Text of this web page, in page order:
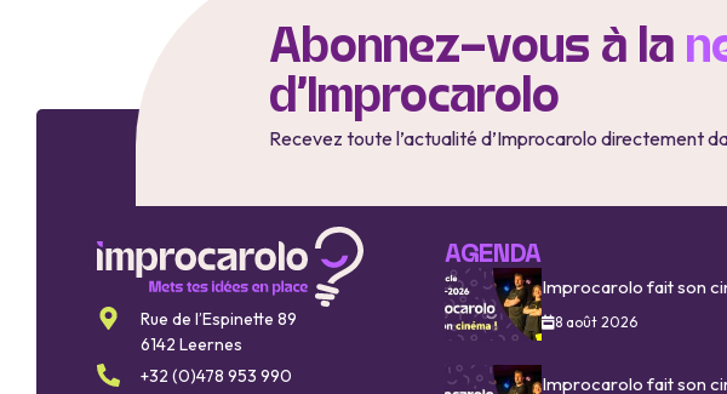
Abonnez-vous à la
d'Improcarolo
Recevez toute l’actualité d’Improcarolo directement
Rue de l’Espinette 89
6142 Leernes
+32 (0)478 953 990
AGENDA
Improcarolo fait son
8 août 2026
Improcarolo fait son